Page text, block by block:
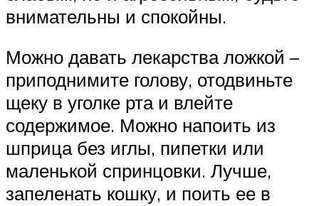
внимательны и спокойны.
Можно давать лекарства ложкой –
приподнимите голову, отодвиньте
щеку в уголке рта и влейте
содержимое. Можно напоить из
шприца без иглы, пипетки или
маленькой спринцовки. Лучше,
запеленать кошку, и поить ее в